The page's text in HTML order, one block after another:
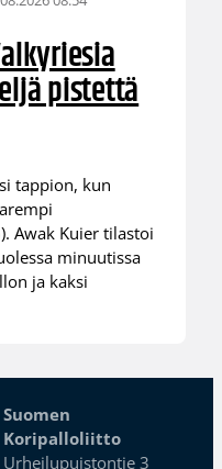
pistettä
tappion, kun
Awak Kuier tilastoi
minuutissa
ja kaksi
Suomen
Koripalloliitto
Urheilupuistontie 3